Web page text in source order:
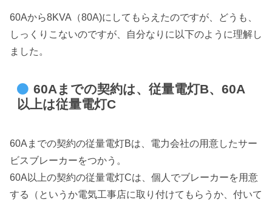
60Aから8KVA（80A)にしてもらえたのですが、どうも、
しっくりこないのですが、自分なりに以下のように理解し
ました。
60Aまでの契約は、従量電灯B、60A
以上は従量電灯C
60Aまでの契約の従量電灯Bは、電力会社の用意したサー
ビスブレーカーをつかう。
60A以上の契約の従量電灯Cは、個人でブレーカーを用意
する（というか電気工事店に取り付けてもらうか、付いて